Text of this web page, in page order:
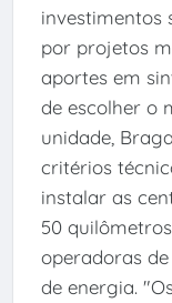
investimentos
por projetos
aportes em
de escolher o
unidade,
critérios
instalar as
50
operadoras
de energia.